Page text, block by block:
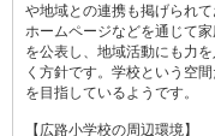
や地域との連携も掲げられ
ホームページなどを通じて
を公表し、地域活動にも力
く方針です。学校という空
を目指しているようです。
【広路小学校の周辺環境】